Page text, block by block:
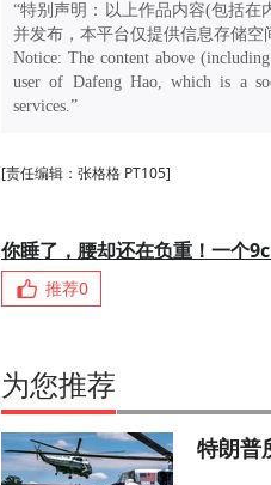
“特别声明：以上作品内容(包括在
并发布，本平台仅提供信息存储空
Notice: The content above
user of Dafeng Hao, which is a
services.”
[责任编辑：张格格 PT105]
你睡了，腰却还在负重！一个
推荐0
为您推荐
特朗普